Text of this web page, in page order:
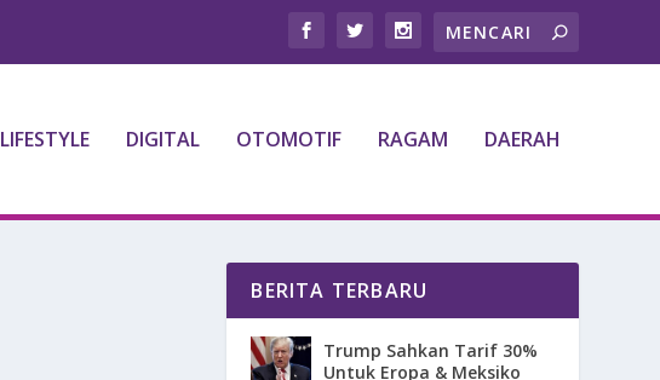
LIFESTYLE DIGITAL OTOMOTIF RAGAM DAERAH
BERITA TERBARU
Trump Sahkan Tarif 30%
Untuk Eropa & Meksiko